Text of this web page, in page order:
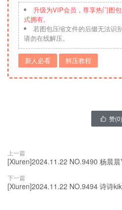
升级为VIP会员，尊享热门图
式拥有。
若图包压缩文件的后缀无法识
请勿在线解压。
新人必看 解压教程
 赞(0)
上一篇
[Xiuren]2024.11.22 NO.9490 杨晨
下一篇
[Xiuren]2024.11.22 NO.9494 诗诗